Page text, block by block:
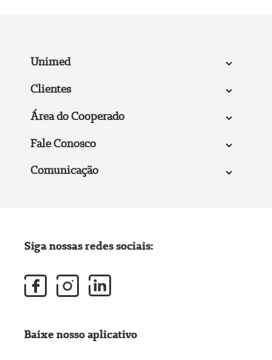
Unimed
Clientes
Área do Cooperado
Fale Conosco
Comunicação
Siga nossas redes sociais:
Baixe nosso aplicativo